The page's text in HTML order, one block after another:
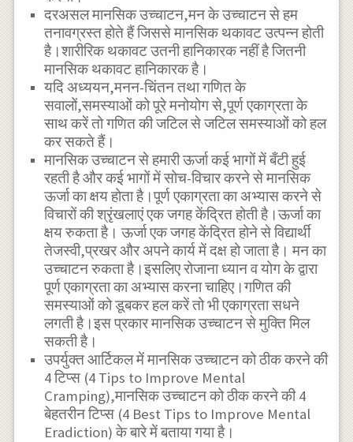
दरअसल मानसिक उच्चाटन,मन के उच्चाटन से हम
तनावग्रस्त होते हैं जिससे मानसिक थकावट उत्पन्न होती
है।शारीरिक थकावट उतनी हानिकारक नहीं है जितनी
मानसिक थकावट हानिकारक है।
यदि अध्ययन,मनन-चिंतन तथा गणित के
सवालों,समस्याओं को पूरे मनोयोग से,पूर्ण एकाग्रता के
साथ करें तो गणित की जटिल से जटिल समस्याओं को हल
कर सकते हैं।
मानसिक उच्चाटन से हमारी ऊर्जा कई भागों में बँटी हुई
रहती है और कई भागों में सोच-विचार करने से मानसिक
ऊर्जा का क्षय होता है।पूर्ण एकाग्रता का अभ्यास करने से
विचारों की श्रृंखलाएं एक जगह केंद्रित होती है।ऊर्जा का
क्षय रुकता है। ऊर्जा एक जगह केंद्रित होने से विद्यार्थी
तेजस्वी,प्रखर और अपने कार्य में दक्ष हो जाता है। मन का
उच्चाटन रुकता है।इसलिए रोजाना ध्यान व योग के द्वारा
पूर्ण एकाग्रता का अभ्यास करना चाहिए।गणित की
समस्याओं को डूबकर हल करें तो भी एकाग्रता सधने
लगती है।इस प्रकार मानसिक उच्चाटन से मुक्ति मिल
सकती है।
उपर्युक्त आर्टिकल में मानसिक उच्चाटन को ठीक करने की
4 टिप्स (4 Tips to Improve Mental
Cramping),मानसिक उच्चाटन को ठीक करने की 4
बेहतरीन टिप्स (4 Best Tips to Improve Mental
Eradiction) के बारे में बताया गया है।